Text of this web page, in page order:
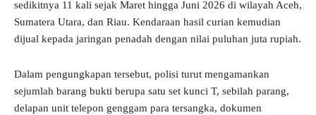
sedikitnya 11 kali sejak Maret hingga Juni 2026 di wilayah Aceh,
Sumatera Utara, dan Riau. Kendaraan hasil curian kemudian
dijual kepada jaringan penadah dengan nilai puluhan juta rupiah.
Dalam pengungkapan tersebut, polisi turut mengamankan
sejumlah barang bukti berupa satu set kunci T, sebilah parang,
delapan unit telepon genggam para tersangka, dokumen